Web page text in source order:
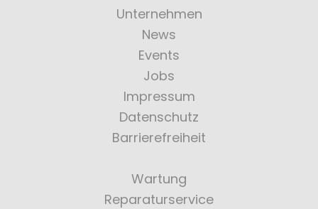
Unternehmen
News
Events
Jobs
Impressum
Datenschutz
Barrierefreiheit
Wartung
Reparaturservice